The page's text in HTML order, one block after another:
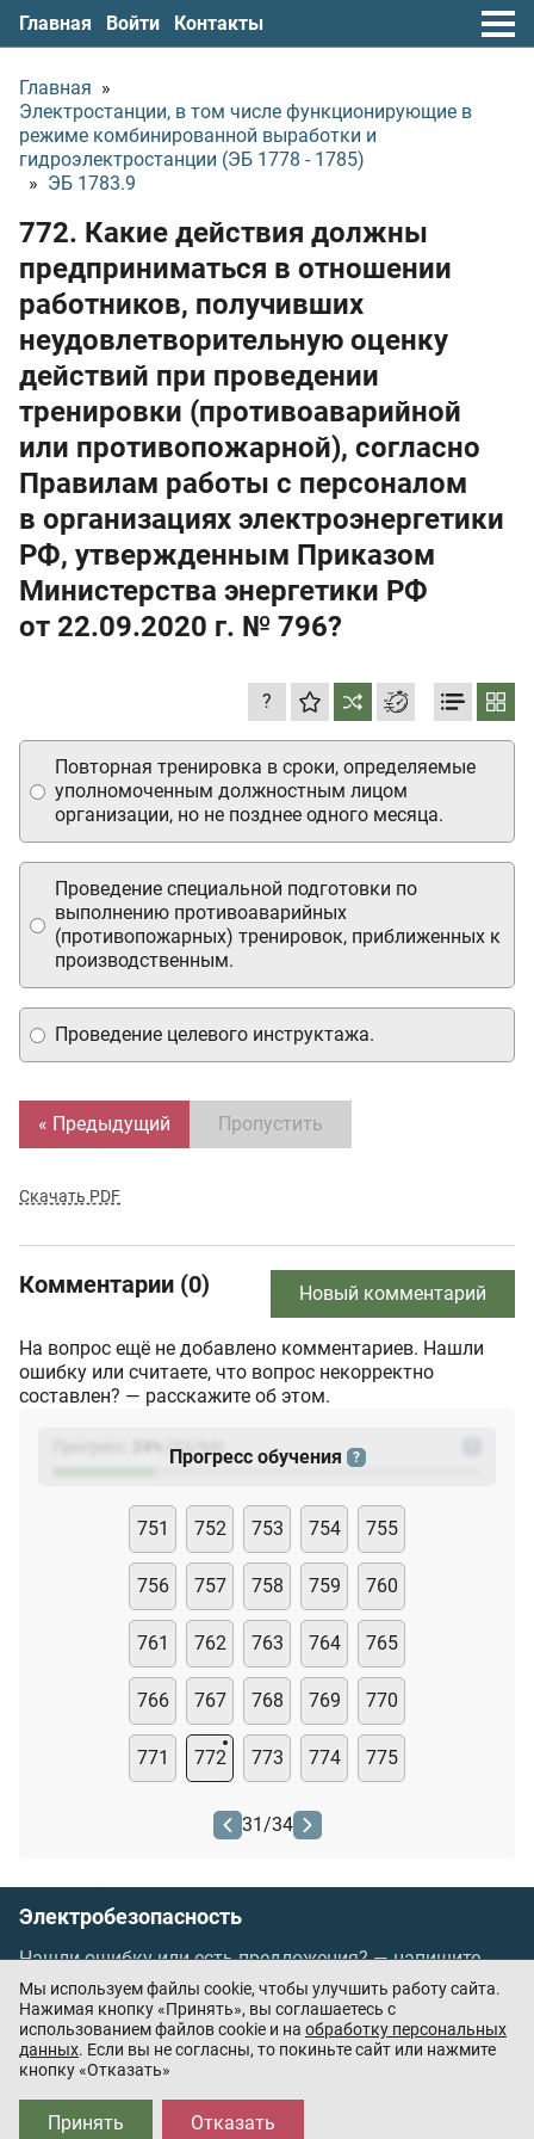
Главная Войти Контакты
Главная »
Электростанции, в том числе функционирующие в
режиме комбинированной выработки и
гидроэлектростанции (ЭБ 1778 - 1785)
» ЭБ 1783.9
772. Какие действия должны
предприниматься в отношении
работников, получивших
неудовлетворительную оценку
действий при проведении
тренировки (противоаварийной
или противопожарной), согласно
Правилам работы с персоналом
в организациях электроэнергетики
РФ, утвержденным Приказом
Министерства энергетики РФ
от 22.09.2020 г. № 796?
?
Повторная тренировка в сроки, определяемые
уполномоченным должностным лицом
организации, но не позднее одного месяца.
Проведение специальной подготовки по
выполнению противоаварийных
(противопожарных) тренировок, приближенных к
производственным.
Проведение целевого инструктажа.
« Предыдущий Пропустить
Скачать PDF
Комментарии (0) Новый комментарий
На вопрос ещё не добавлено комментариев. Нашли
ошибку или считаете, что вопрос некорректно
составлен? — расскажите об этом.
(23
Прогресс обучения ?
751 752 753 754 755
756 757 758 759 760
761 762 763 764 765
766 767 768 769 770
771 772 773 774 775
31/34
Электробезопасность
Нашли ошибку или есть предложения? —напишите
нам
Порядок проведения оплаты по банковским
картам/Цены/Оферта
Приложения партнёров:
Мы используем файлы cookie, чтобы улучшить работу сайта.
Нажимая кнопку «Принять», вы соглашаетесь с
использованием файлов cookie и на обработку персональных
данных. Если вы не согласны, то покиньте сайт или нажмите
кнопку «Отказать»
Отказать
Принять